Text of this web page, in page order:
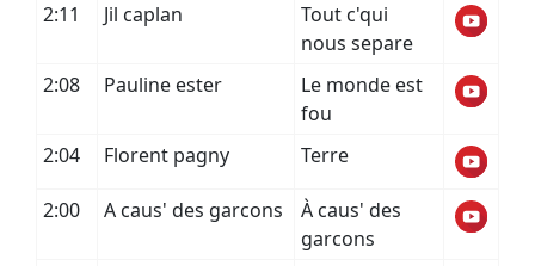
2:11 Jil caplan
Tout c'qui
nous separe
2:08
Pauline ester
Le monde est
fou
2:04
Florent pagny Terre
2:00 A caus' des garcons
À caus' des
garcons